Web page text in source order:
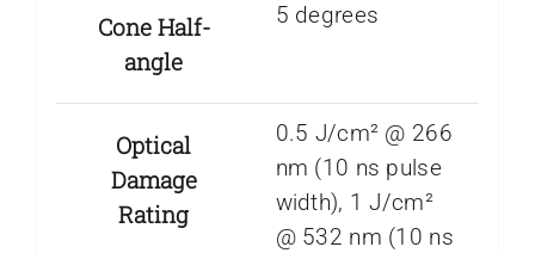
Cone Half-
angle
5 degrees
Optical
Damage
Rating
0.5 J/cm² @ 266
nm (10 ns pulse
width), 1 J/cm²
@ 532 nm (10 ns